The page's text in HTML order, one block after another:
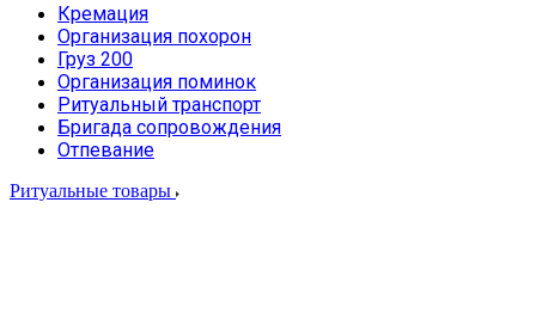
Кремация
Организация похорон
Груз 200
Организация поминок
Ритуальный транспорт
Бригада сопровождения
Отпевание
Ритуальные товары